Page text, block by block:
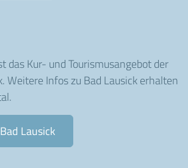
das Kur- und Tourismusangebot der
Weitere Infos zu Bad Lausick erhalten
Lausick